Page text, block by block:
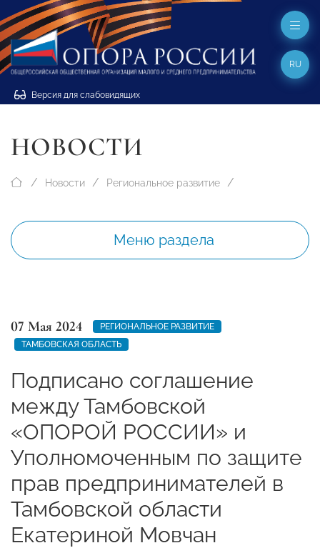
Версия для слабовидящих
RU
НОВОСТИ
Новости Региональное развитие
Меню раздела
07 Мая 2024
РЕГИОНАЛЬНОЕ РАЗВИТИЕ
ТАМБОВСКАЯ ОБЛАСТЬ
Подписано соглашение
между Тамбовской
«ОПОРОЙ РОССИИ» и
Уполномоченным по защите
прав предпринимателей в
Тамбовской области
Екатериной Мовчан